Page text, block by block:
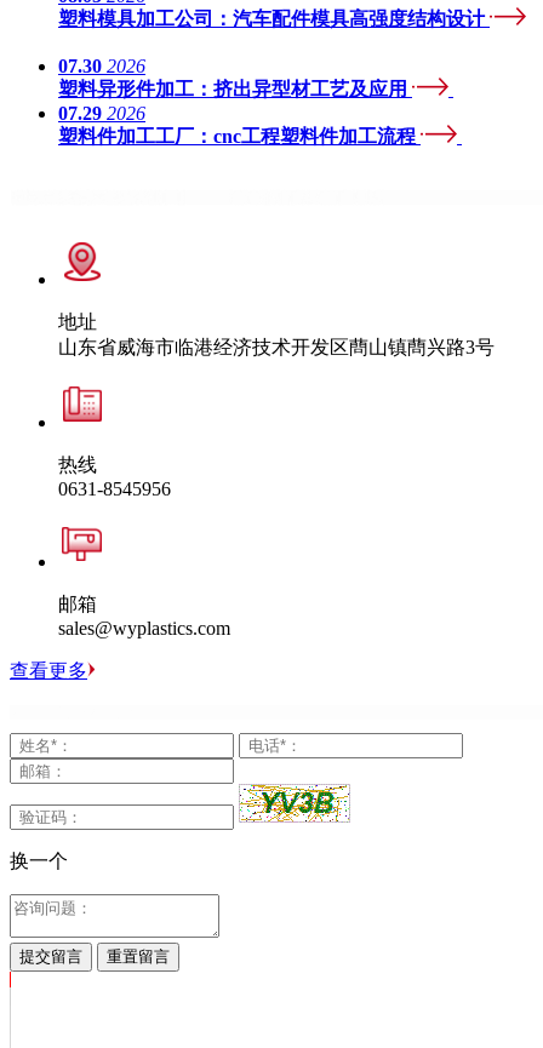
塑料模具加工公司：汽车配件模具高强度结构设计
07.30 2026
塑料异形件加工：挤出异型材工艺及应用
07.29 2026
塑料件加工工厂：cnc工程塑料件加工流程
地址
山东省威海市临港经济技术开发区蔄山镇蔄兴路3号
热线
0631-8545956
邮箱
sales@wyplastics.com
查看更多
换一个
提交留言 重置留言